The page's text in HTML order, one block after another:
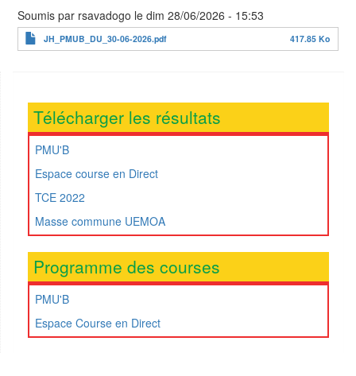
Soumis par rsavadogo le dim 28/06/2026 - 15:53
JH_PMUB_DU_30-06-2026.pdf 417.85 Ko
Télécharger les résultats
PMU'B
Espace course en Direct
TCE 2022
Masse commune UEMOA
Programme des courses
PMU'B
Espace Course en Direct